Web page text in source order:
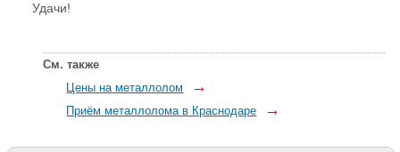
Удачи!
См. также
Цены на металлолом
→
Приём металлолома в Краснодаре →